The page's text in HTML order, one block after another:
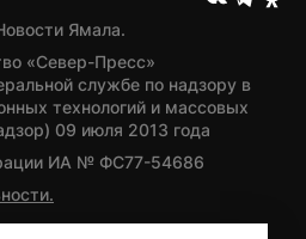
Ямала.
«Север-Пресс»
службе по надзору в
технологий и массовых
09 июля 2013 года
ИА № ФС77-54686